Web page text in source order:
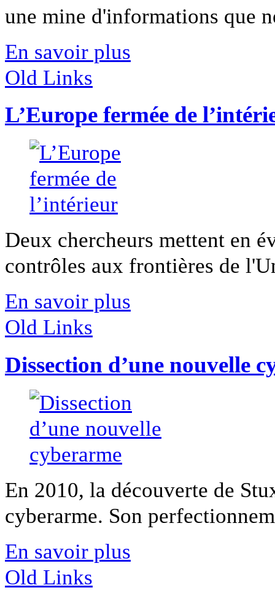
une mine d'informations que
En savoir plus
Old Links
L’Europe fermée de
Deux chercheurs mettent en
contrôles aux frontières de
En savoir plus
Old Links
Dissection d’une nouvelle
En 2010, la découverte de
cyberarme. Son
En savoir plus
Old Links